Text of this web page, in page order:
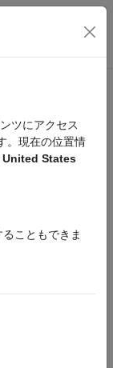
ョン メ
ツにアクセス
。現在の位置情
United States
こともできま